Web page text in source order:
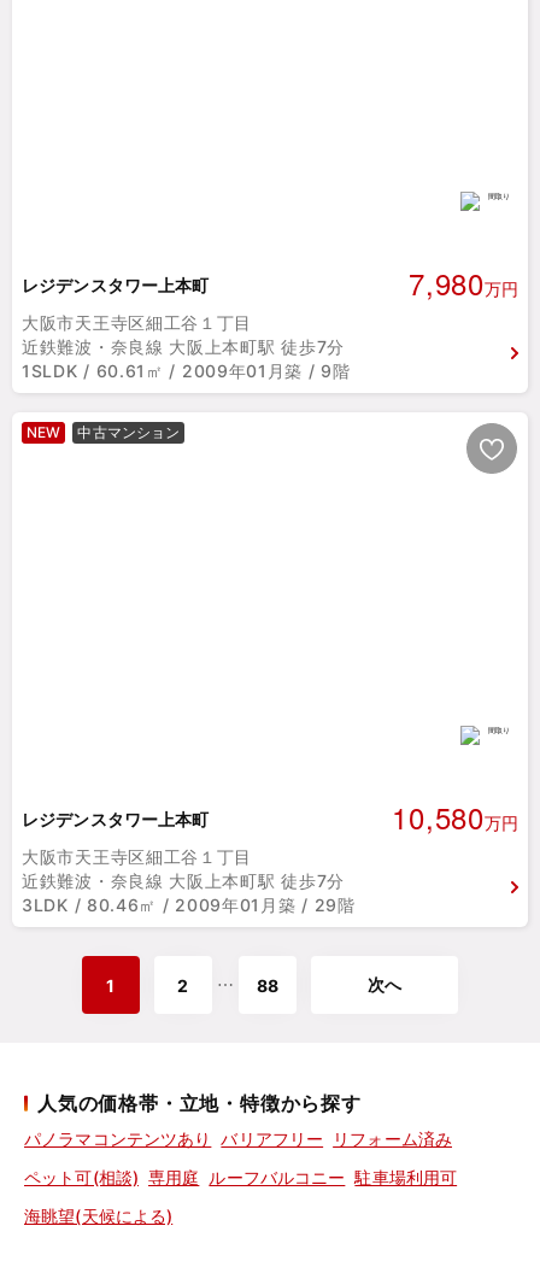
レジデンスタワー上本町 7,980万円
大阪市天王寺区細工谷１丁目
近鉄難波・奈良線 大阪上本町駅 徒歩7分
1SLDK / 60.61㎡ / 2009年01月築 / 9階
NEW 中古マンション
レジデンスタワー上本町 10,580万円
大阪市天王寺区細工谷１丁目
近鉄難波・奈良線 大阪上本町駅 徒歩7分
3LDK / 80.46㎡ / 2009年01月築 / 29階
1 2 ⋯ 88 次へ
人気の価格帯・立地・特徴から探す
パノラマコンテンツあり バリアフリー
リフォーム済み
ペット可(相談) 専用庭 ルーフバルコニー 駐車場利用可
海眺望(天候による)